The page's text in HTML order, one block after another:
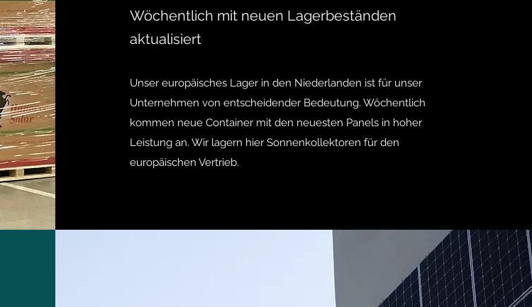
Wöchentlich mit neuen Lagerbeständen
aktualisiert
Unser europäisches Lager in den Niederlanden ist für unser
Unternehmen von entscheidender Bedeutung. Wöchentlich
kommen neue Container mit den neuesten Panels in hoher
Leistung an. Wir lagern hier Sonnenkollektoren für den
europäischen Vertrieb.